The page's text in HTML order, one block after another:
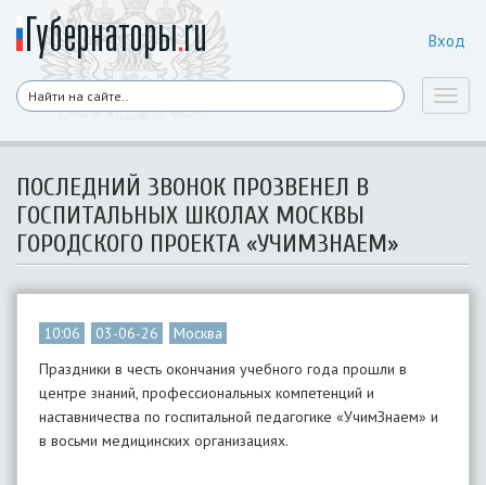
Вход
ПОСЛЕДНИЙ ЗВОНОК ПРОЗВЕНЕЛ В
ГОСПИТАЛЬНЫХ ШКОЛАХ МОСКВЫ
ГОРОДСКОГО ПРОЕКТА «УЧИМЗНАЕМ»
10:06 03-06-26
Москва
Праздники в честь окончания учебного года прошли в
центре знаний, профессиональных компетенций и
наставничества по госпитальной педагогике «УчимЗнаем» и
в восьми медицинских организациях.